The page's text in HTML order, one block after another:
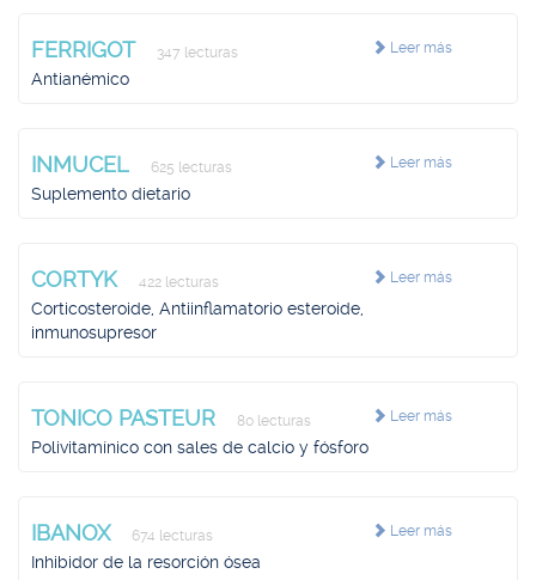
Leer más
FERRIGOT 347 lecturas
Antianémico
Leer más
INMUCEL 625 lecturas
Suplemento dietario
Leer más
CORTYK 422 lecturas
Corticosteroide, Antiinflamatorio esteroide,
inmunosupresor
Leer más
TONICO PASTEUR 80 lecturas
Polivitamínico con sales de calcio y fósforo
Leer más
IBANOX 674 lecturas
Inhibidor de la resorción ósea